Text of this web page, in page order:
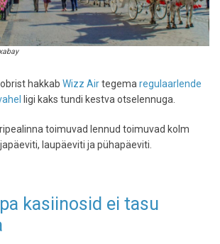
hakkab Wizz Airtegemaregulaarlende
ligi kaks tundi kestva otselennuga.
toimuvad lennud toimuvad kolm
laupäeviti ja pühapäeviti.
kasiinosid ei tasu